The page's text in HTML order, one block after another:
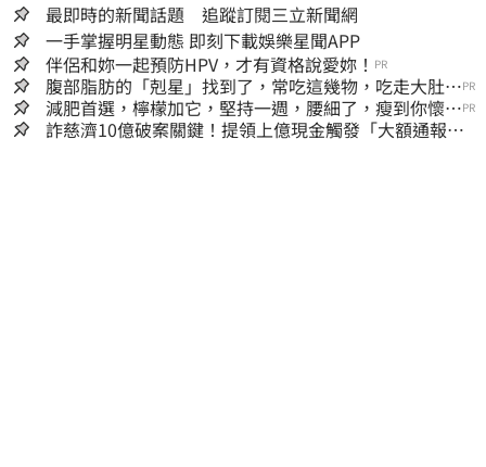
最即時的新聞話題 追蹤訂閱三立新聞網
一手掌握明星動態 即刻下載娛樂星聞APP
伴侶和妳一起預防HPV，才有資格說愛妳！ PR
腹部脂肪的「剋星」找到了，常吃這幾物，吃走大肚
囊，瘦出小蠻腰
PR
減肥首選，檸檬加它，堅持一週，腰細了，瘦到你懷疑
人生
PR
詐慈濟10億破案關鍵！提領上億現金觸發「大額通報」